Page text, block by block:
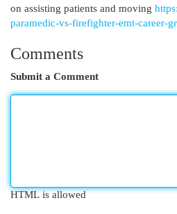
on assisting patients and moving
paramedic-vs-firefighter-emt-career-
Comments
Submit a Comment
HTML is allowed